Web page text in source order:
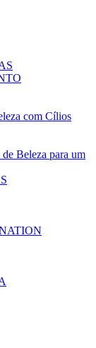
com Cílios
Beleza para um